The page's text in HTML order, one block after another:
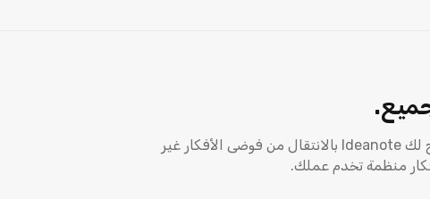
مهما كان ما تسميه، يسمح لك Ideanote بالانتقال من فوضى الأفكار غير
منظمة تخدم عملك.